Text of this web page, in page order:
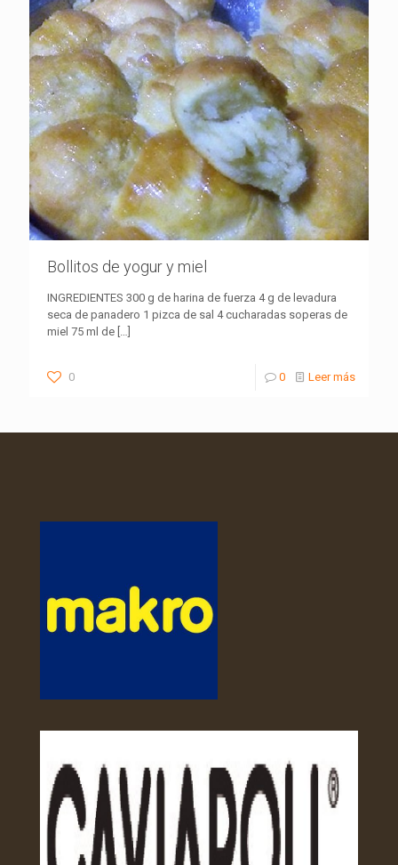
Bollitos de yogur y miel
INGREDIENTES 300 g de harina de fuerza 4 g de levadura
seca de panadero 1 pizca de sal 4 cucharadas soperas de
miel 75 ml de […]
0 0 Leer más